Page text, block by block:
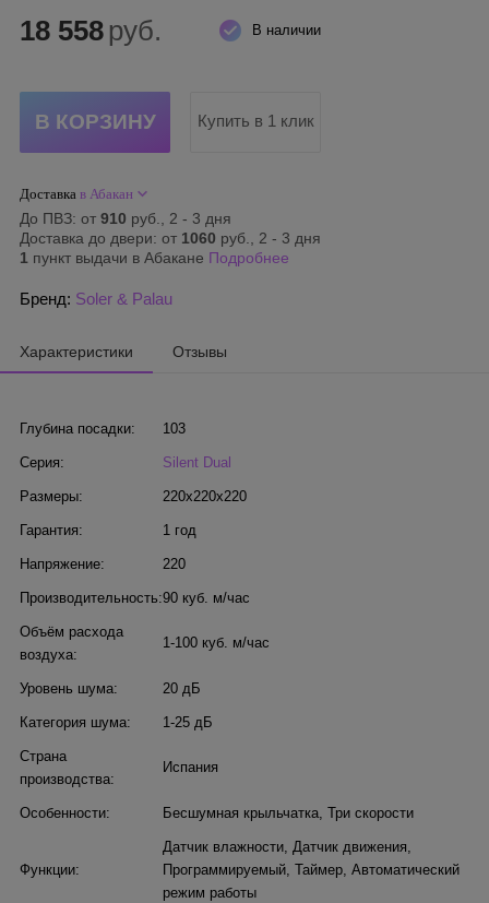
В наличии
18 558 руб.
Купить в 1 клик
Доставка в Абакан
До ПВЗ: от 910 руб., 2 - 3 дня
Доставка до двери: от 1060 руб., 2 - 3 дня
1 пункт выдачи в Абакане Подробнее
Бренд: Soler & Palau
Характеристики Отзывы
Глубина посадки: 103
Серия: Silent Dual
Размеры: 220x220x220
Гарантия: 1 год
Напряжение: 220
Производительность:90 куб. м/час
Объём расхода
воздуха:
1-100 куб. м/час
Уровень шума: 20 дБ
Категория шума: 1-25 дБ
Страна
производства:
Испания
Особенности: Бесшумная крыльчатка, Три скорости
Функции:
Датчик влажности, Датчик движения,
Программируемый, Таймер, Автоматический
режим работы